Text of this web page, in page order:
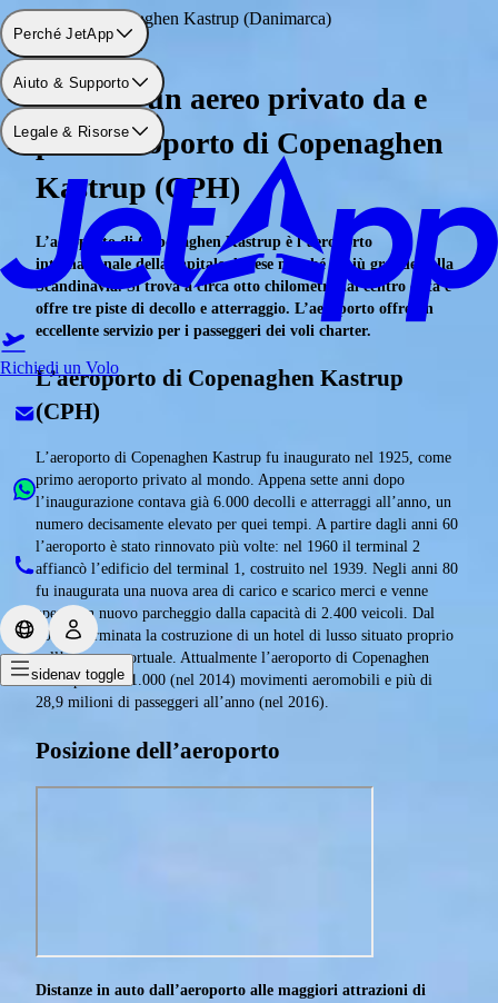
Perché JetApp
Aiuto & Supporto
Legale & Risorse
Richiedi un Volo
sidenav toggle
Aeroporto: Copenaghen Kastrup (Danimarca)
Prenota un aereo privato da e
per l’aeroporto di Copenaghen
Kastrup (CPH)
L’aeroporto di Copenaghen Kastrup è l’aeroporto
internazionale della capitale danese nonché il più grande della
Scandinavia. Si trova a circa otto chilometri dal centro città e
offre tre piste di decollo e atterraggio. L’aeroporto offre un
eccellente servizio per i passeggeri dei voli charter.
L’aeroporto di Copenaghen Kastrup
(CPH)
L’aeroporto di Copenaghen Kastrup fu inaugurato nel 1925, come
primo aeroporto privato al mondo. Appena sette anni dopo
l’inaugurazione contava già 6.000 decolli e atterraggi all’anno, un
numero decisamente elevato per quei tempi. A partire dagli anni 60
l’aeroporto è stato rinnovato più volte: nel 1960 il terminal 2
affiancò l’edificio del terminal 1, costruito nel 1939. Negli anni 80
fu inaugurata una nuova area di carico e scarico merci e venne
aperto un nuovo parcheggio dalla capacità di 2.400 veicoli. Dal
2001 è terminata la costruzione di un hotel di lusso situato proprio
nell’area aeroportuale. Attualmente l’aeroporto di Copenaghen
conta più di 251.000 (nel 2014) movimenti aeromobili e più di
28,9 milioni di passeggeri all’anno (nel 2016).
Posizione dell’aeroporto
Distanze in auto dall’aeroporto alle maggiori attrazioni di